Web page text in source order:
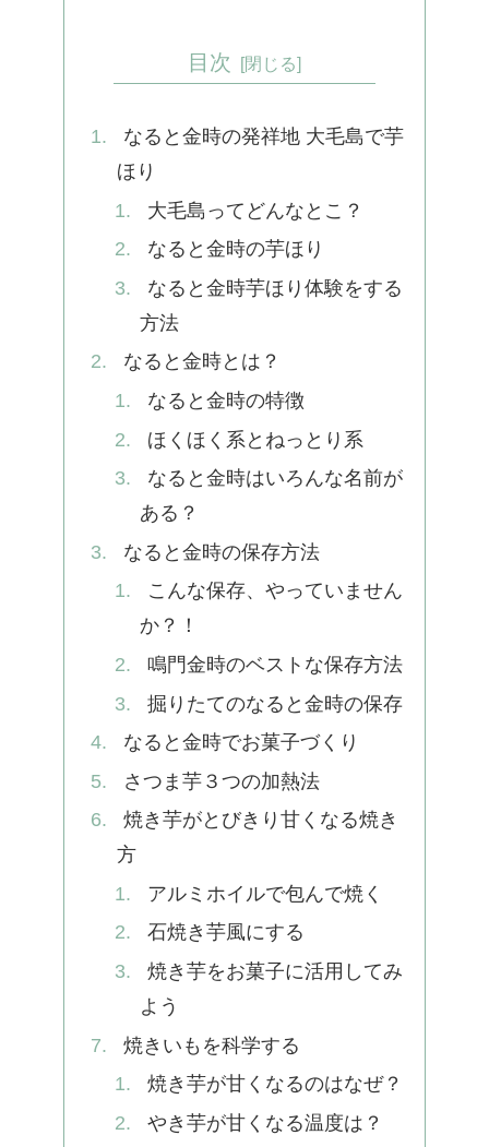
目次
なると金時の発祥地 大毛島で芋
ほり
大毛島ってどんなとこ？
なると金時の芋ほり
なると金時芋ほり体験をする
方法
なると金時とは？
なると金時の特徴
ほくほく系とねっとり系
なると金時はいろんな名前が
ある？
なると金時の保存方法
こんな保存、やっていません
か？！
鳴門金時のベストな保存方法
掘りたてのなると金時の保存
なると金時でお菓子づくり
さつま芋３つの加熱法
焼き芋がとびきり甘くなる焼き
方
アルミホイルで包んで焼く
石焼き芋風にする
焼き芋をお菓子に活用してみ
よう
焼きいもを科学する
焼き芋が甘くなるのはなぜ？
やき芋が甘くなる温度は？